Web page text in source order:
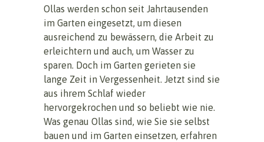
Ollas werden schon seit Jahrtausenden
im Garten eingesetzt, um diesen
ausreichend zu bewässern, die Arbeit zu
erleichtern und auch, um Wasser zu
sparen. Doch im Garten gerieten sie
lange Zeit in Vergessenheit. Jetzt sind sie
aus ihrem Schlaf wieder
hervorgekrochen und so beliebt wie nie.
Was genau Ollas sind, wie Sie sie selbst
bauen und im Garten einsetzen, erfahren